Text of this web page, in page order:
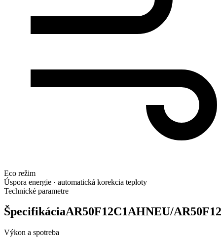
Eco režim
Úspora energie · automatická korekcia teploty
Technické parametre
ŠpecifikáciaAR50F12C1AHNEU/
Výkon a spotreba